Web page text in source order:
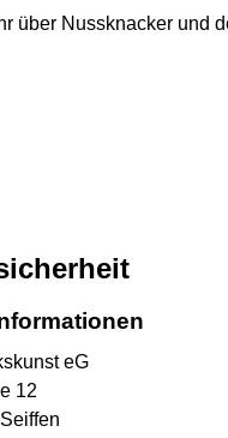
über Nussknacker und
eG
12